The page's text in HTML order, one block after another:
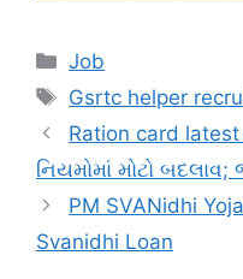
Categories
Job
Tags
Gsrtc helper
Ration card latest
નિયમોમાં મોટો
PM SVANidhi
Svanidhi Loan